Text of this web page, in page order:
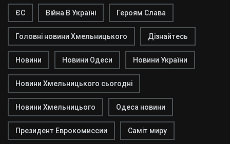
ЄС Війна В Україні Героям Слава
Головні новини Хмельницького Дізнайтесь
Новини Новини Одеси Новини України
Новини Хмельницького сьогодні
Новини Хмельницього Одеса новини
Президент Еврокомиссии Саміт миру